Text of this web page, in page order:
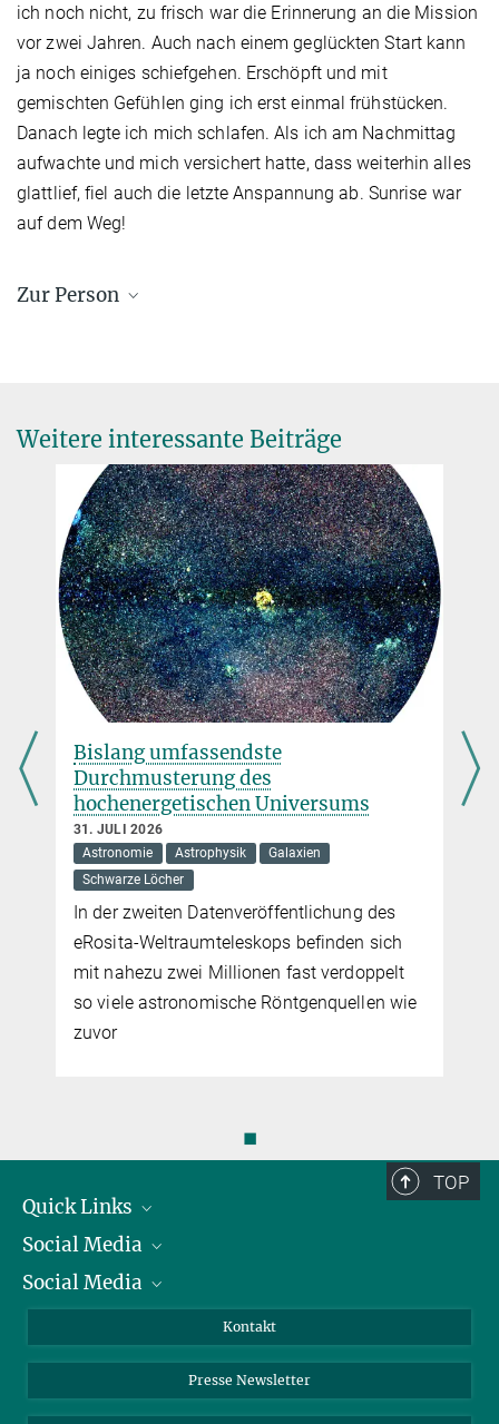
ich noch nicht, zu frisch war die Erinnerung an die Mission
vor zwei Jahren. Auch nach einem geglückten Start kann
ja noch einiges schiefgehen. Erschöpft und mit
gemischten Gefühlen ging ich erst einmal frühstücken.
Danach legte ich mich schlafen. Als ich am Nachmittag
aufwachte und mich versichert hatte, dass weiterhin alles
glattlief, fiel auch die letzte Anspannung ab. Sunrise war
auf dem Weg!
Zur Person
Dietmar Germerott (60)
arbeitet als Ingenieur in der Arbeitsgruppe von Sami Solanki. Bei
der Sunrise-Mission ist er dafür verantwortlich, dass die
Datenübertragung reibungslos klappt. Sunrise III ist nach
sechs[1]tägiger Flugzeit in den kanadischen Nordwest-Territorien
gelandet. Und wenig später konnten die Datenspeicher
unbeschadet geborgen werden.
Weitere interessante Beiträge
Bislang umfassendste
Durchmusterung des
hochenergetischen Universums
31. JULI 2026
Astronomie
Astrophysik
Galaxien
Schwarze Löcher
In der zweiten Datenveröffentlichung des
eRosita-Weltraumteleskops befinden sich
mit nahezu zwei Millionen fast verdoppelt
so viele astronomische Röntgenquellen wie
zuvor
◼
TOP
Quick Links
Präsident
Zahlen und Fakten
Social Media
Bluesky
TikTok
Social Media
Instagram
YouTube
Kontakt
Presse Newsletter